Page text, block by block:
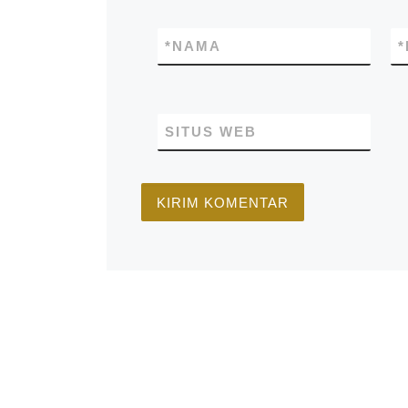
NAMA
* *
SITUS WEB